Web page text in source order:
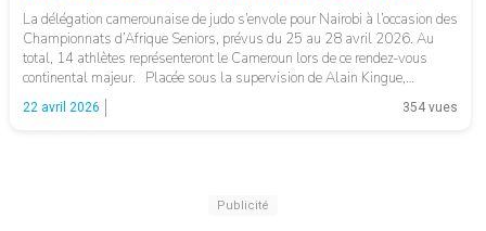
La délégation camerounaise de judo s’envole pour Nairobi à l’occasion des
Championnats d’Afrique Seniors, prévus du 25 au 28 avril 2026. Au
total, 14 athlètes représenteront le Cameroun lors de ce rendez-vous
continental majeur. Placée sous la supervision de Alain Kingue,
également Head Sport Director de l’Union Africaine de Judo, la sélection
camerounaise aborde […]
22 avril 2026 354 vues
Publicité